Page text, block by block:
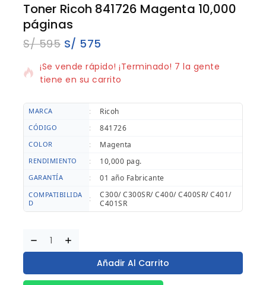
Toner Ricoh 841726 Magenta 10,000
páginas
S/595 S/ 575
2 productos vendidos en los últimos 18 horas
¡Se vende rápido! ¡Terminado! 7 la gente
tiene en su carrito
MARCA : Ricoh
CÓDIGO : 841726
COLOR : Magenta
RENDIMIENTO : 10,000 pag.
GARANTÍA : 01 año Fabricante
COMPATIBILIDA
D
:
C300/ C300SR/ C400/ C400SR/ C401/
C401SR
Añadir Al Carrito